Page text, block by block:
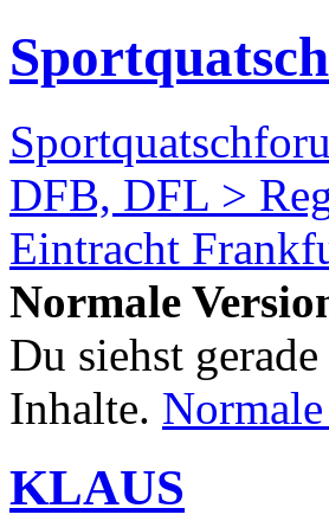
DFB, DFL >
Eintracht
Normale
Du siehst
Inhalte.
KLAUS